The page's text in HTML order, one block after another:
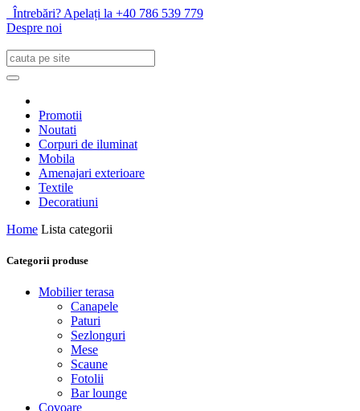
Întrebări? Apelați la +40 786 539 779
Despre noi
Promotii
Noutati
Corpuri de iluminat
Mobila
Amenajari exterioare
Textile
Decoratiuni
Home Lista categorii
Categorii produse
Mobilier terasa
Canapele
Paturi
Sezlonguri
Mese
Scaune
Fotolii
Bar lounge
Covoare